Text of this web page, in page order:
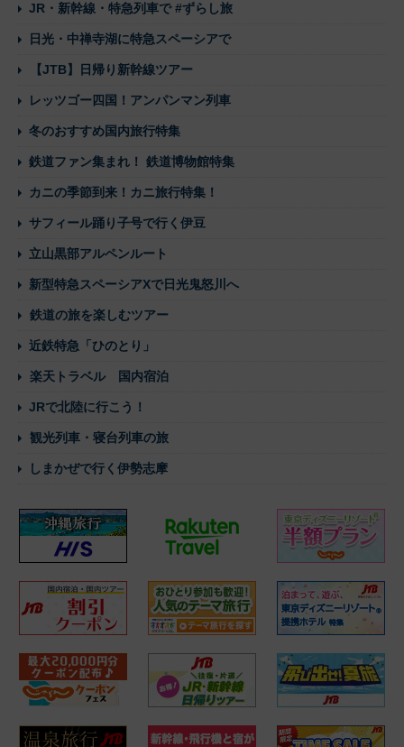
JR・新幹線・特急列車で #ずらし旅
日光・中禅寺湖に特急スペーシアで
【JTB】日帰り新幹線ツアー
レッツゴー四国！アンパンマン列車
冬のおすすめ国内旅行特集
鉄道ファン集まれ！ 鉄道博物館特集
カニの季節到来！カニ旅行特集！
サフィール踊り子号で行く伊豆
立山黒部アルペンルート
新型特急スペーシアXで日光鬼怒川へ
鉄道の旅を楽しむツアー
近鉄特急「ひのとり」
楽天トラベル 国内宿泊
JRで北陸に行こう！
観光列車・寝台列車の旅
しまかぜで行く伊勢志摩